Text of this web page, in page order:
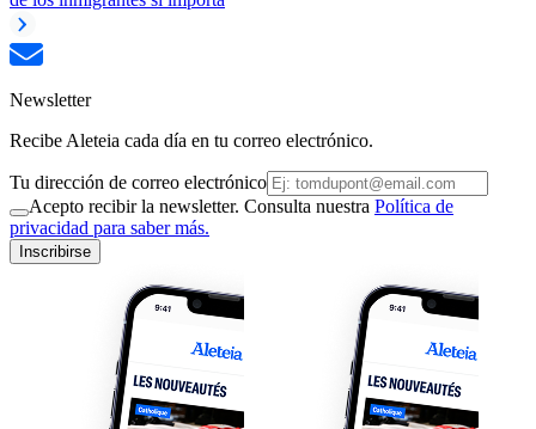
Newsletter
Recibe Aleteia cada día en tu correo electrónico.
Tu dirección de correo electrónico
Acepto recibir la newsletter. Consulta nuestra Política de
privacidad para saber más.
Inscribirse